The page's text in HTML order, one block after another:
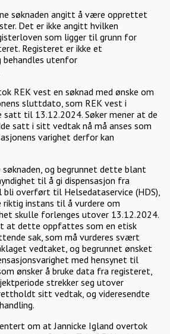
søknaden angitt å være opprettet
Det er ikke angitt hvilken
som ligger til grunn for
Registeret er ikke et
behandles utenfor
REK vest en søknad med ønske om
sluttdato, som REK vest i
satt til 13.12.2024. Søker mener at de
satt i sitt vedtak nå må anses som
varighet derfor kan
søknaden, og begrunnet dette blant
til å gi dispensasjon fra
overført til Helsedataservice (HDS),
instans til å vurdere om
skulle forlenges utover 13.12.2024.
at dette oppfattes som en etisk
sak, som må vurderes svært
vedtaket, og begrunnet ønsket
med hensynet til
ønsker å bruke data fra registeret,
strekker seg utover
sitt vedtak, og videresendte
om at Jannicke Igland overtok